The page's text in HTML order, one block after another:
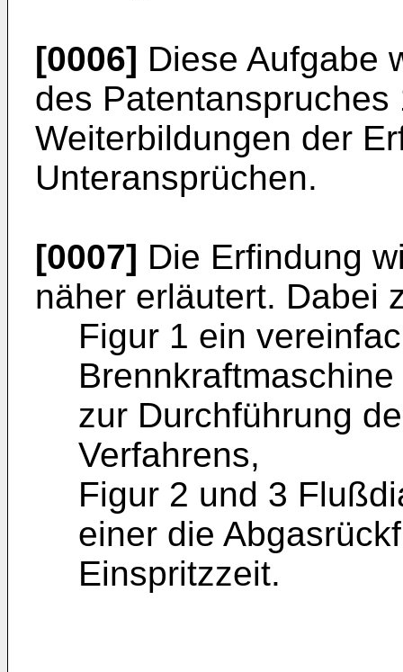
[0006] Diese Aufgabe
des
Weiterbildungen der
Unteransprüchen.
[0007] Die Erfindung
näher erläutert. Dabei
Figur 1 ein
zur Durchführung
Verfahrens,
Figur 2 und 3
einer die
Einspritzzeit.